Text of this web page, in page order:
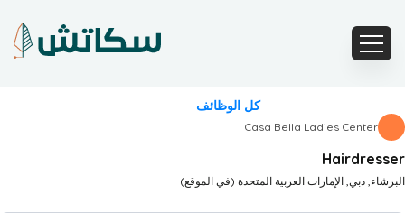
كل الوظائف
Casa Bella Ladies Center
Hairdresser
البرشاء, دبي, الإمارات العربية المتحدة (في الموقع)